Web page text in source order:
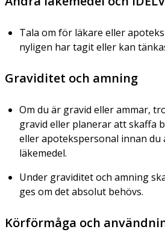
Tala om för läkare eller
nyligen har tagit eller kan
Graviditet och amning
Om du är gravid eller ammar,
gravid eller planerar att skaffa
eller apotekspersonal innan du
läkemedel.
Under graviditet och amning
ges om det absolut behövs.
Körförmåga och